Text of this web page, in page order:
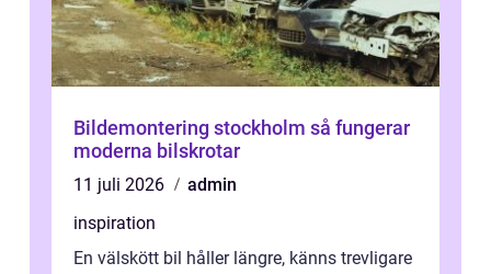
Bildemontering stockholm så fungerar
moderna bilskrotar
11 juli 2026
admin
inspiration
En välskött bil håller längre, känns trevligare